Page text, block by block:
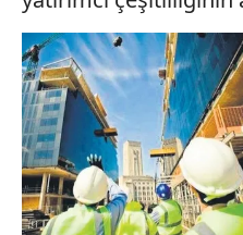
Çerezlere ilişkin tercihlerinizi
vasıtasıyla
için Ayarlar butonuna
Metnimiziziyaret
6698 sayılı Kişisel Verilerin
hazırlanmış Aydınlatma
ilgili mevzuata uygun olarak